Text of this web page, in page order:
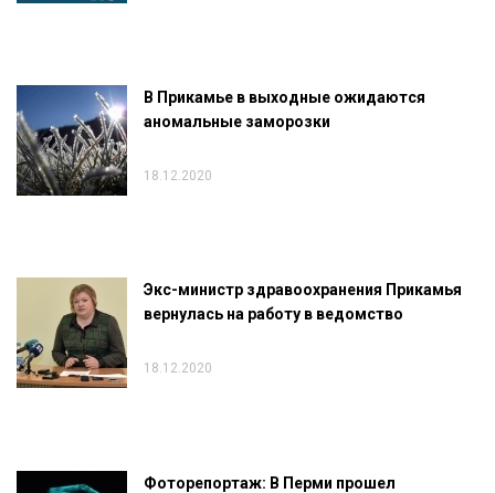
В Прикамье в выходные ожидаются
аномальные заморозки
18.12.2020
Экс-министр здравоохранения Прикамья
вернулась на работу в ведомство
18.12.2020
Фоторепортаж: В Перми прошел